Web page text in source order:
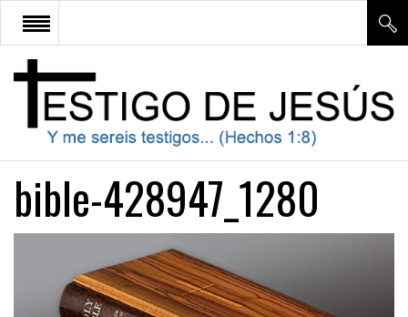
¿QUE SIGNIFICA SER TESTIGO
DE JESÚS?
APOLOGÉTICA
ESTUDIO BÍBLICO
DOCTRINA
CONTÁCTENOS
bible-428947_1280